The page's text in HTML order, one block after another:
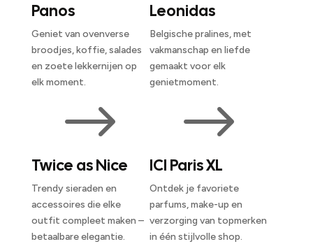
Panos
Geniet van ovenverse
broodjes, koffie, salades
en zoete lekkernijen op
elk moment.
$
Leonidas
Belgische pralines, met
vakmanschap en liefde
gemaakt voor elk
genietmoment.
$
Twice as Nice
Trendy sieraden en
accessoires die elke
outfit compleet maken –
betaalbare elegantie.
ICI Paris XL
Ontdek je favoriete
parfums, make-up en
verzorging van topmerken
in één stijlvolle shop.